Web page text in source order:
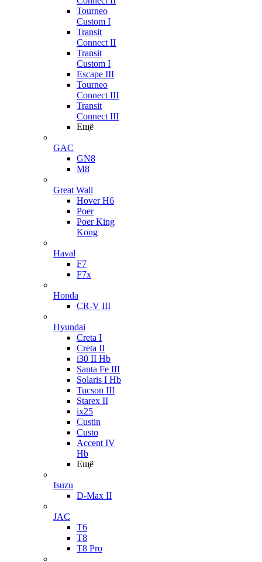
Tourneo
Custom I
Transit
Connect II
Transit
Custom I
Escape III
Tourneo
Connect III
Transit
Connect III
Ещё
GAC
GN8
M8
Great Wall
Hover H6
Poer
Poer King
Kong
Haval
F7
F7x
Honda
CR-V III
Hyundai
Creta I
Creta II
i30 II Hb
Santa Fe III
Solaris I Hb
Tucson III
Starex II
ix25
Custin
Custo
Accent IV
Hb
Ещё
Isuzu
D-Max II
JAC
T6
T8
T8 Pro